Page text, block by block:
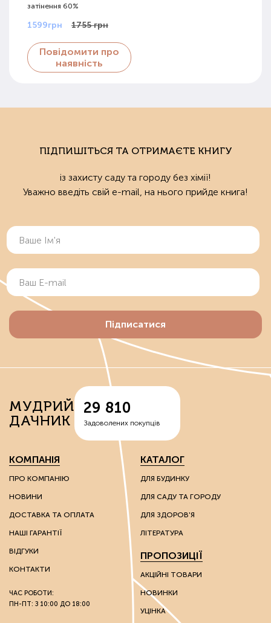
затінення 60%
1599грн 1755 грн
Повідомити про
наявність
ПІДПИШІТЬСЯ ТА ОТРИМАЄТЕ КНИГУ
із захисту саду та городу без хімії!
Уважно введіть свій e-mail, на нього прийде книга!
Підписатися
МУДРИЙ
ДАЧНИК
29 810
Задоволених покупців
КОМПАНІЯ
ПРО КОМПАНІЮ
НОВИНИ
ДОСТАВКА ТА ОПЛАТА
НАШІ ГАРАНТІЇ
ВІДГУКИ
КОНТАКТИ
ЧАС РОБОТИ:
ПН-ПТ: З 10:00 ДО 18:00
КАТАЛОГ
ДЛЯ БУДИНКУ
ДЛЯ САДУ ТА ГОРОДУ
ДЛЯ ЗДОРОВ'Я
ЛІТЕРАТУРА
ПРОПОЗИЦІЇ
АКЦІЙНІ ТОВАРИ
НОВИНКИ
УЦІНКА